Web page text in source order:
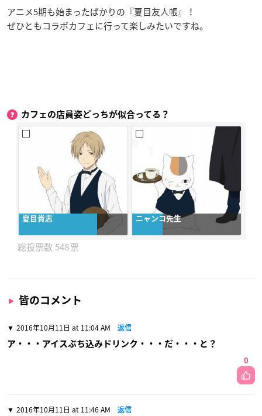
アニメ5期も始まったばかりの『夏目友人帳』！
ぜひともコラボカフェに行って楽しみたいですね。
カフェの店員姿どっちが似合ってる？
夏目貴志 ニャンコ先生
548
皆のコメント
2016年10月11日 at 11:04 AM 返信
ア・・・アイスぶち込みドリンク・・・だ・・・と？
0
2016年10月11日 at 11:46 AM 返信